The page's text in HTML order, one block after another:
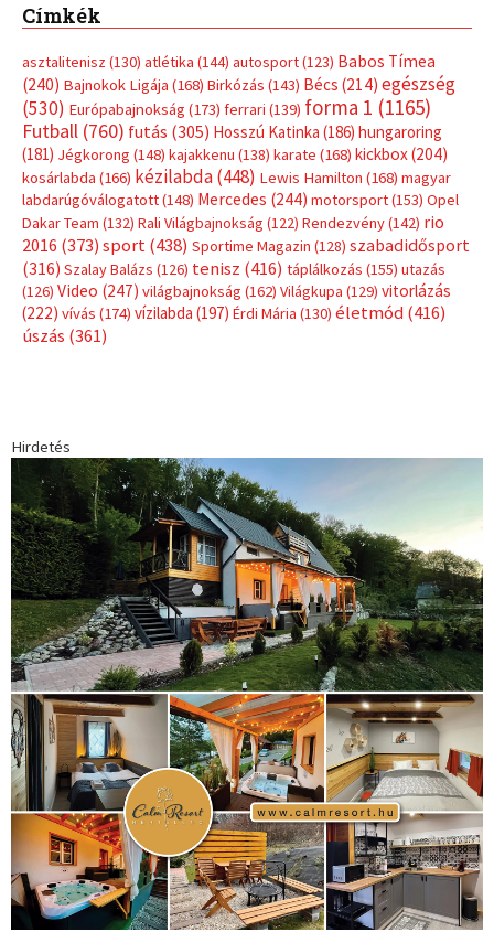
Címkék
asztalitenisz (130) atlétika (144) autosport(123) Babos Tímea
(240) Bajnokok Ligája (168) Birkózás (143) Bécs (214) egészség
(530) Európabajnokság (173) ferrari (139) forma 1 (1165)
Futball (760) futás (305) Hosszú Katinka (186) hungaroring
(181) Jégkorong (148) kajakkenu (138) karate (168) kickbox(204)
kosárlabda (166) kézilabda(448) Lewis Hamilton (168) magyar
labdarúgóválogatott(148) Mercedes (244) motorsport(153) Opel
Dakar Team (132) Rali Világbajnokság (122) Rendezvény(142) rio
2016 (373) sport(438) Sportime Magazin (128) szabadidősport
(316) Szalay Balázs (126) tenisz (416) táplálkozás (155) utazás
(126) Video (247) világbajnokság (162) Világkupa (129) vitorlázás
(222) vívás (174) vízilabda (197) Érdi Mária (130) életmód(416)
úszás (361)
Hirdetés